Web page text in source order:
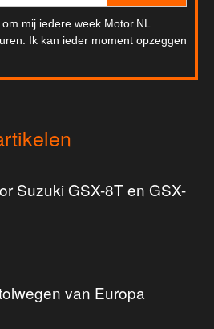
mij iedere week Motor.NL
Ik kan ieder moment opzeggen
Suzuki GSX-8T en GSX-
van Europa